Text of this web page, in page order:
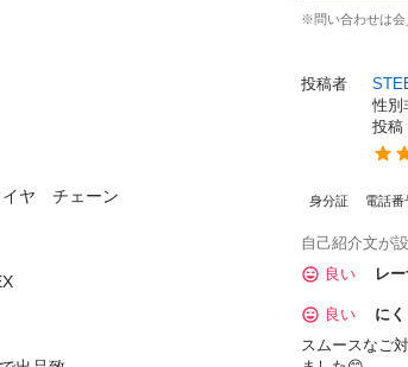
ヤ　チェーン
※問い合わせは会
投稿者
性別
投稿
身分証 電話番
自己紹介文が
良い
レ
良い
に
スムースなご